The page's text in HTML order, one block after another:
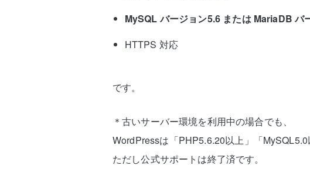
MySQL バージョン5.6 または MariaDB バ
HTTPS 対応
です。
＊古いサーバー環境を利用中の場合でも、
WordPressは「PHP5.6.20以上」「MySQL5.0
ただし公式サポートは終了済です。